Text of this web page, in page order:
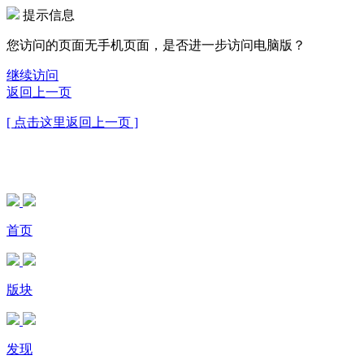
提示信息
您访问的页面无手机页面，是否进一步访问电脑版？
继续访问
返回上一页
[ 点击这里返回上一页 ]
首页
版块
发现